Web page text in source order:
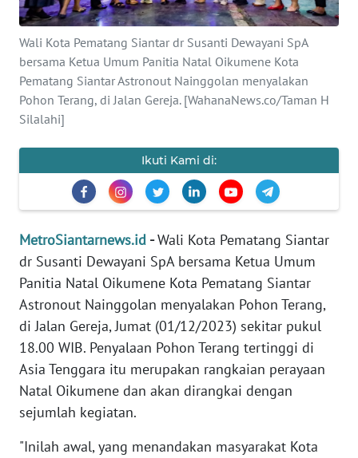
Wali Kota Pematang Siantar dr Susanti Dewayani SpA
bersama Ketua Umum Panitia Natal Oikumene Kota
Pematang Siantar Astronout Nainggolan menyalakan
Pohon Terang, di Jalan Gereja. [WahanaNews.co/Taman H
Silalahi]
Ikuti Kami di:
MetroSiantarnews.id -Wali Kota Pematang Siantar
dr Susanti Dewayani SpA bersama Ketua Umum
Panitia Natal Oikumene Kota Pematang Siantar
Astronout Nainggolan menyalakan Pohon Terang,
di Jalan Gereja, Jumat (01/12/2023) sekitar pukul
18.00 WIB. Penyalaan Pohon Terang tertinggi di
Asia Tenggara itu merupakan rangkaian perayaan
Natal Oikumene dan akan dirangkai dengan
sejumlah kegiatan.
"Inilah awal, yang menandakan masyarakat Kota
INFO
IKLAN
TENTANG
KAMI
PEDOMAN
KARIR
DISCLAIMER
Wahana
News
WN
SUMUT